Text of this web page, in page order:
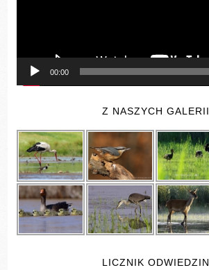
00:00
Z NASZYCH GALERII
LICZNIK ODWIEDZIN